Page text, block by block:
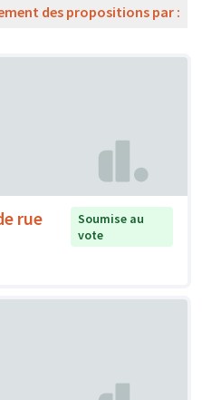
des propositions par :
rue
Soumise au
vote